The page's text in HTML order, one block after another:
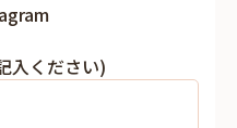
入ください)